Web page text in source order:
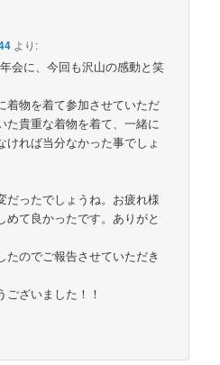
より:
会に、今回も沢山の感動と笑
着物を着て参加させていただ
た貴重な着物を着て、一緒に
れば当分なかった事でしょ
だったでしょうね。お疲れ様
て良かったです。ありがと
たのでご報告させていただき
ざいました！！